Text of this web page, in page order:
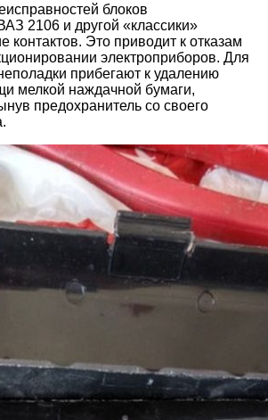
блоков
2106 и другой «классики»
контактов. Это приводит к отказам
электроприборов. Для
прибегают к удалению
мелкой наждачной бумаги,
предохранитель со своего